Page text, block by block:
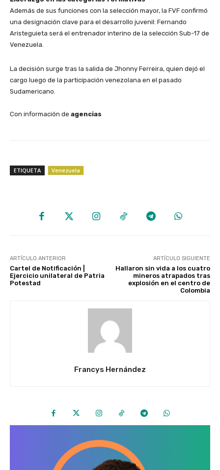
​Además de sus funciones con la selección mayor, la FVF confirmó
una designación clave para el desarrollo juvenil: Fernando
Aristeguieta será el entrenador interino de la selección Sub-17 de
Venezuela.
​La decisión surge tras la salida de Jhonny Ferreira, quien dejó el
cargo luego de la participación venezolana en el pasado
Sudamericano.
​Con información de agencias
ETIQUETA Venezuela
ARTÍCULO ANTERIOR
Cartel de Notificación |
Ejercicio unilateral de Patria
Potestad
ARTÍCULO SIGUIENTE
Hallaron sin vida a los cuatro
mineros atrapados tras
explosión en el centro de
Colombia
Francys Hernández